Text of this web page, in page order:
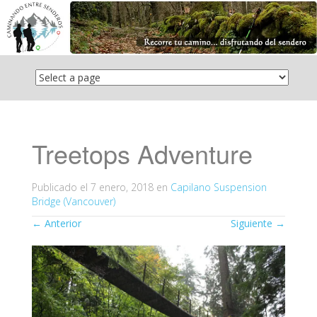
Saltar
contenido
Treetops Adventure
Publicado el 7 enero, 2018 en Capilano Suspension
Bridge (Vancouver)
← Anterior Siguiente →